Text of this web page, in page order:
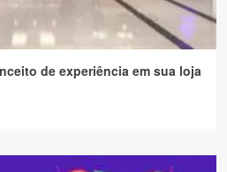
de experiência em sua loja